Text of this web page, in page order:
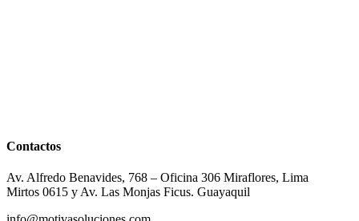
Contactos
Av. Alfredo Benavides, 768 – Oficina 306 Miraflores, Lima
Mirtos 0615 y Av. Las Monjas Ficus. Guayaquil